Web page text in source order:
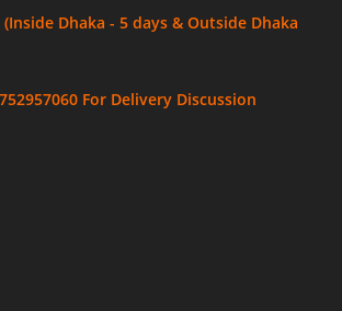
(Inside Dhaka - 5 days & Outside Dhaka
For Delivery Discussion